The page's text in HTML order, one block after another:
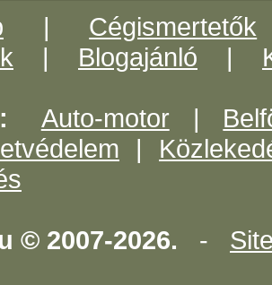
| Cégismertetők
| Blogajánló |
Auto-motor|
|
© 2007-2026. -